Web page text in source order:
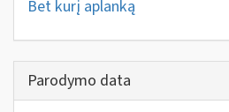
Bet kurį aplanką
Parodymo data